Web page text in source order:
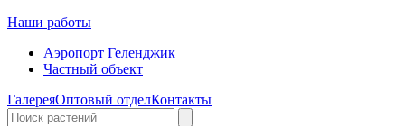
Наши работы
Аэропорт Геленджик
Частный объект
ГалереяОптовый отделКонтакты